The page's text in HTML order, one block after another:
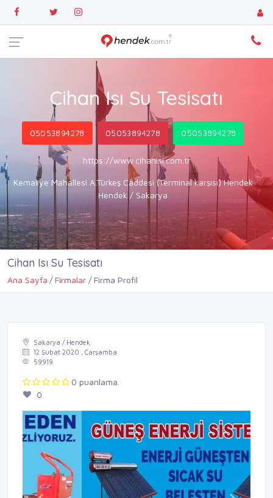
Cihan Isı Su Tesisatı
05053894278 05053894278 05053894278
https://www.cihanisi.com.tr
Kemaliye Mahallesi A.Türkeş Caddesi (Terminal karşısı) Hendek
Hendek / Sakarya
Cihan Isı Su Tesisatı
Ana Sayfa Firmalar Firma Profil
Sakarya / Hendek
12 Şubat 2020 , Çarşamba
59919
0 puanlama.
0